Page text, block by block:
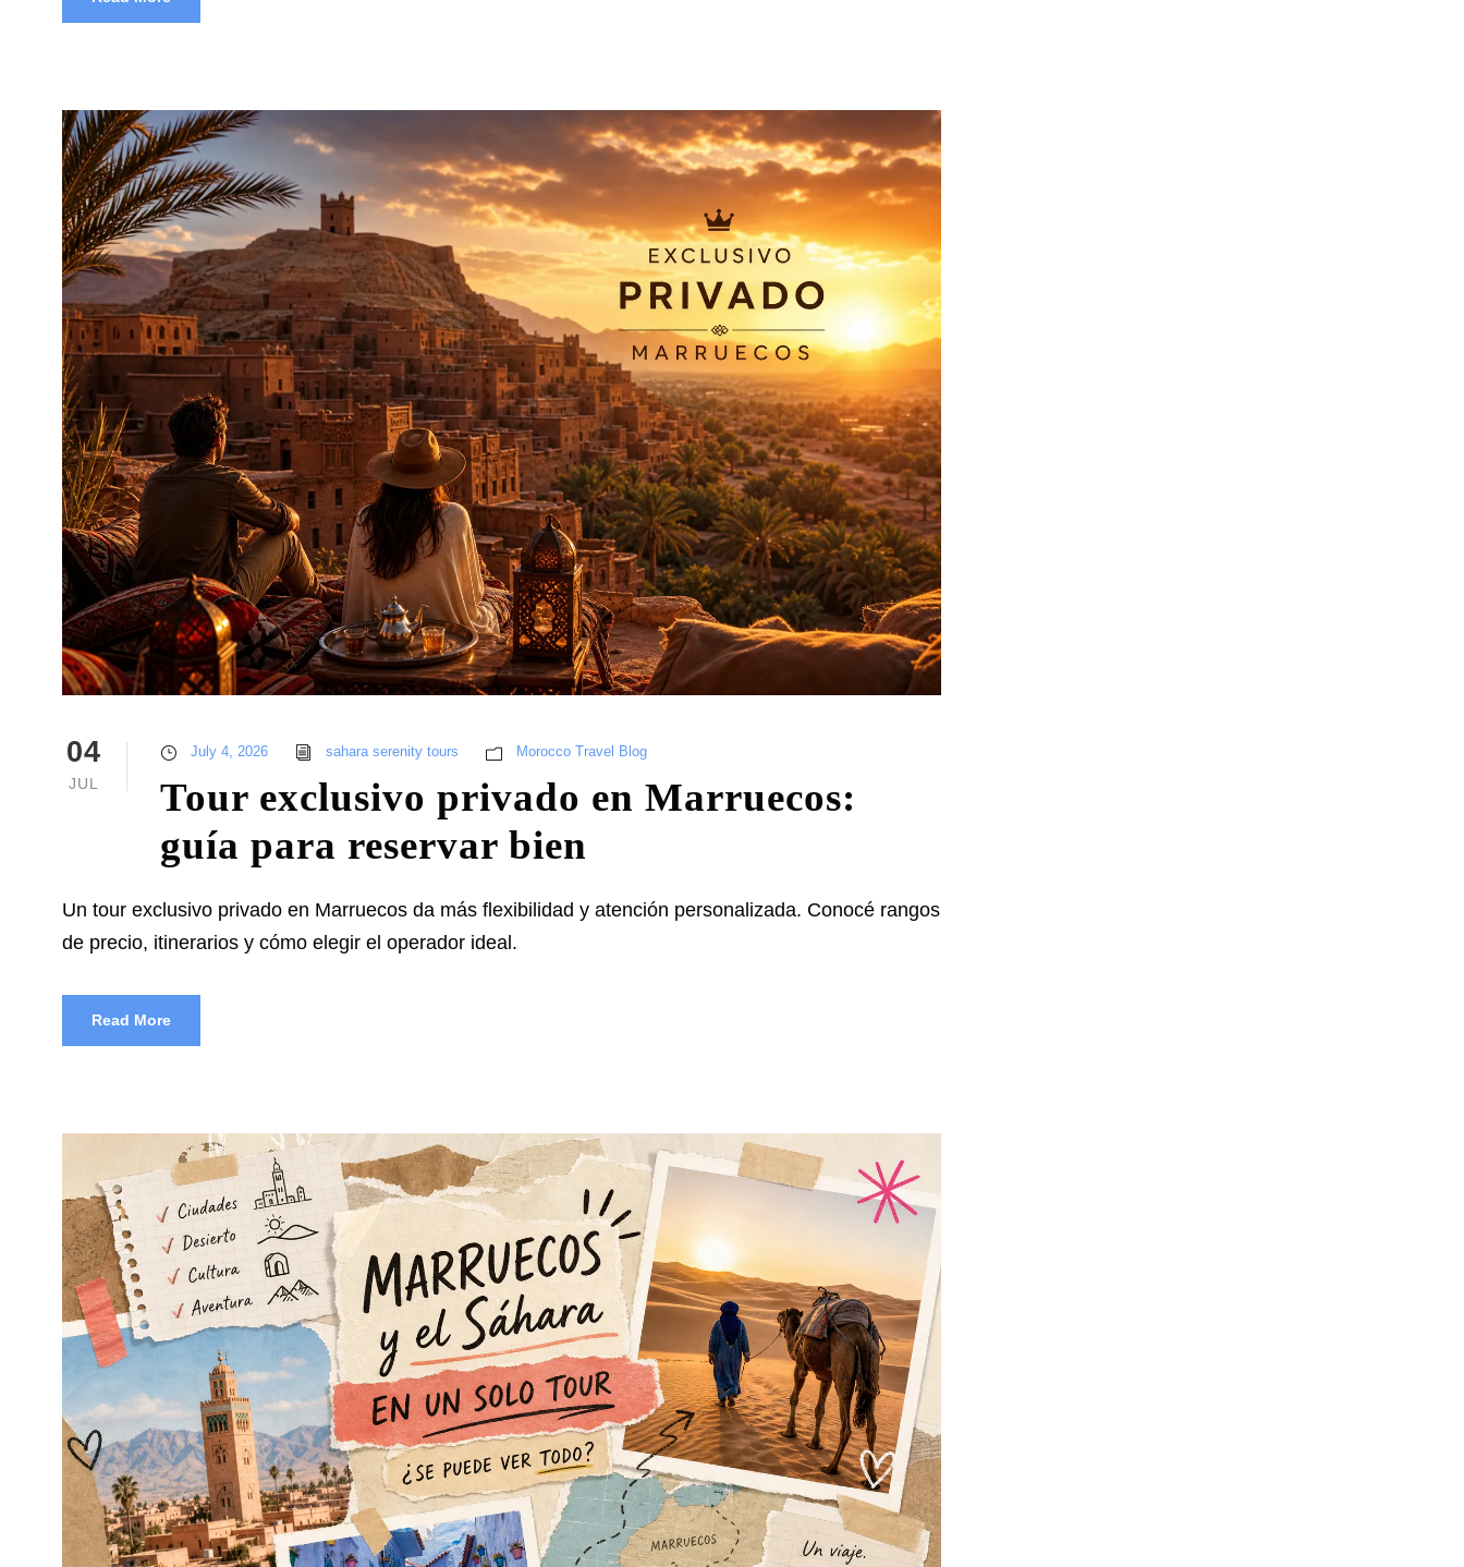
04
JUL
July 4, 2026 sahara serenity tours Morocco Travel Blog
Tour exclusivo privado en Marruecos:
guía para reservar bien
Un tour exclusivo privado en Marruecos da más flexibilidad y atención personalizada. Conocé rangos
de precio, itinerarios y cómo elegir el operador ideal.
Read More